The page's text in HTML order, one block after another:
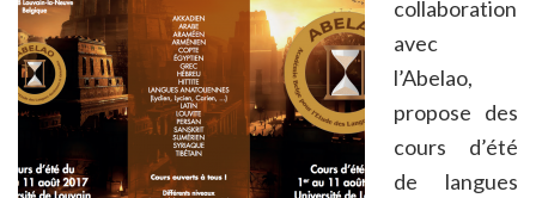
collaboration
avec
l’Abelao,
propose des
cours d’été
de langues